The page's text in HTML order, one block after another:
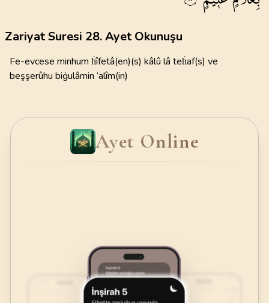
Zariyat Suresi 28. Ayet Okunuşu
Fe-evcese minhum ḣîfetâ(en)(s) kâlû lâ teḣaf(s) ve
beşşerûhu biġulâmin ‘alîm(in)
Ayet Online